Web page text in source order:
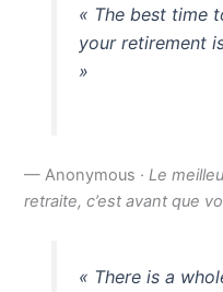
« The best time
your retirement
»
— Anonymous ·Le
retraite, c’est avant que
« There is a